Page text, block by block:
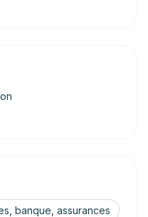
banque, assurances